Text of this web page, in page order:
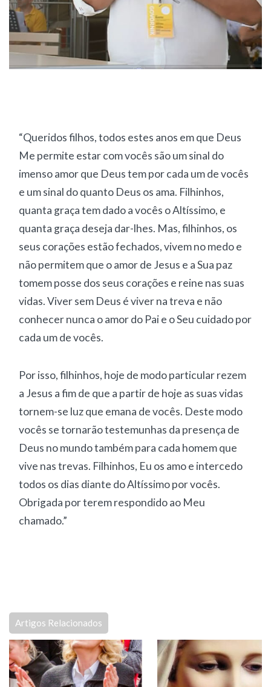
“Queridos filhos, todos estes anos em que Deus
Me permite estar com vocês são um sinal do
imenso amor que Deus tem por cada um de vocês
e um sinal do quanto Deus os ama. Filhinhos,
quanta graça tem dado a vocês o Altíssimo, e
quanta graça deseja dar-lhes. Mas, filhinhos, os
seus corações estão fechados, vivem no medo e
não permitem que o amor de Jesus e a Sua paz
tomem posse dos seus corações e reine nas suas
vidas. Viver sem Deus é viver na treva e não
conhecer nunca o amor do Pai e o Seu cuidado por
cada um de vocês.
Por isso, filhinhos, hoje de modo particular rezem
a Jesus a fim de que a partir de hoje as suas vidas
tornem-se luz que emana de vocês. Deste modo
vocês se tornarão testemunhas da presença de
Deus no mundo também para cada homem que
vive nas trevas. Filhinhos, Eu os amo e intercedo
todos os dias diante do Altíssimo por vocês.
Obrigada por terem respondido ao Meu
chamado.”
Artigos Relacionados